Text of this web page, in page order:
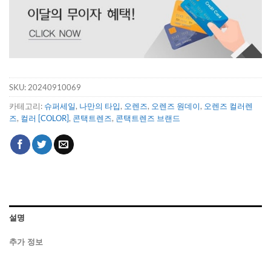
SKU: 20240910069
카테고리: 슈퍼세일, 나만의 타입, 오렌즈, 오렌즈 원데이, 오렌즈 컬러렌
즈, 컬러 [COLOR], 콘택트렌즈, 콘택트렌즈 브랜드
설명
추가 정보